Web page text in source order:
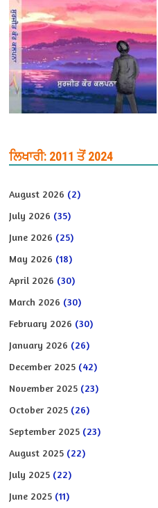
ਲਿਖਾਰੀ: 2011 ਤੋਂ 2024
August 2026 (2)
July 2026 (35)
June 2026 (25)
May 2026 (18)
April 2026 (30)
March 2026 (30)
February 2026 (30)
January 2026 (26)
December 2025 (42)
November 2025 (23)
October 2025 (26)
September 2025 (23)
August 2025 (22)
July 2025 (22)
June 2025 (11)